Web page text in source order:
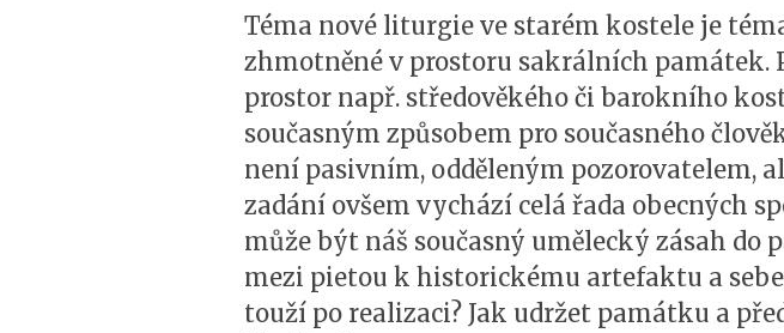
Téma nové liturgie ve starém kostele je
zhmotněné v prostoru sakrálních
prostor např. středověkého či barokního
současným způsobem pro současného
není pasivním, odděleným pozorovatelem,
zadání ovšem vychází celá řada obecných
může být náš současný umělecký zásah
mezi pietou k historickému artefaktu a
touží po realizaci? Jak udržet památku a